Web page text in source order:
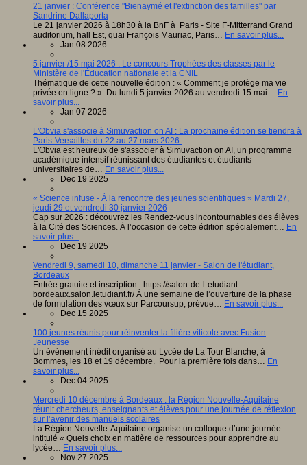
21 janvier : Conférence "Bienaymé et l'extinction des familles" par
Sandrine Dallaporta
Le 21 janvier 2026 à 18h30 à la BnF à Paris - Site F-Mitterrand Grand
auditorium, hall Est, quai François Mauriac, Paris… En savoir plus...
Jan 08 2026
5 janvier /15 mai 2026 : Le concours Trophées des classes par le
Ministère de l'Éducation nationale et la CNIL
Thématique de cette nouvelle édition : « Comment je protège ma vie
privée en ligne ? ». Du lundi 5 janvier 2026 au vendredi 15 mai… En
savoir plus...
Jan 07 2026
L'Obvia s'associe à Simuvaction on AI : La prochaine édition se tiendra à
Paris-Versailles du 22 au 27 mars 2026.
L'Obvia est heureux de s'associer à Simuvaction on AI, un programme
académique intensif réunissant des étudiantes et étudiants
universitaires de… En savoir plus...
Dec 19 2025
« Science infuse - À la rencontre des jeunes scientifiques » Mardi 27,
jeudi 29 et vendredi 30 janvier 2026
Cap sur 2026 : découvrez les Rendez-vous incontournables des élèves
à la Cité des Sciences. À l’occasion de cette édition spécialement… En
savoir plus...
Dec 19 2025
Vendredi 9, samedi 10, dimanche 11 janvier - Salon de l'étudiant,
Bordeaux
Entrée gratuite et inscription : https://salon-de-l-etudiant-
bordeaux.salon.letudiant.fr/ À une semaine de l’ouverture de la phase
de formulation des vœux sur Parcoursup, prévue… En savoir plus...
Dec 15 2025
100 jeunes réunis pour réinventer la filière viticole avec Fusion
Jeunesse
Un événement inédit organisé au Lycée de La Tour Blanche, à
Bommes, les 18 et 19 décembre. Pour la première fois dans… En
savoir plus...
Dec 04 2025
Mercredi 10 décembre à Bordeaux : la Région Nouvelle-Aquitaine
réunit chercheurs, enseignants et élèves pour une journée de réflexion
sur l’avenir des manuels scolaires
La Région Nouvelle-Aquitaine organise un colloque d’une journée
intitulé « Quels choix en matière de ressources pour apprendre au
lycée… En savoir plus...
Nov 27 2025